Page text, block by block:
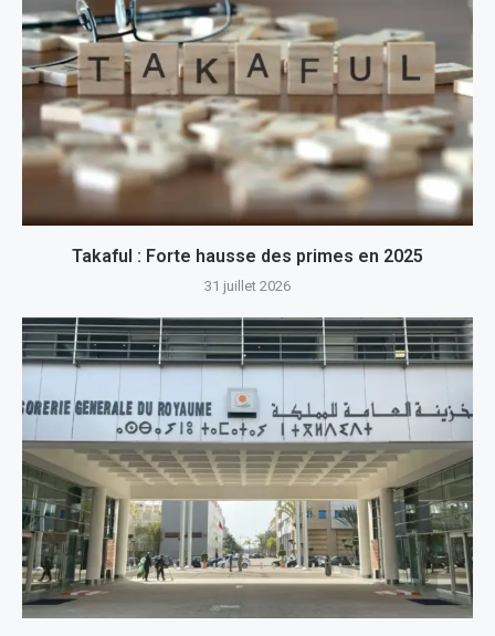
Takaful : Forte hausse des primes en 2025
31 juillet 2026